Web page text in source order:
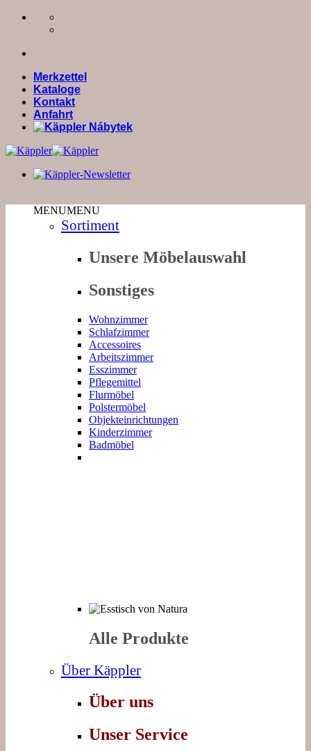
Zum
Merkzettel
Kataloge
Kontakt
Anfahrt
MENUMENU
Sortiment
Unsere Möbelauswahl
Sonstiges
Wohnzimmer
Schlafzimmer
Accessoires
Arbeitszimmer
Esszimmer
Pflegemittel
Flurmöbel
Polstermöbel
Objekteinrichtungen
Kinderzimmer
Badmöbel
Alle Produkte
Über Käppler
Über uns
Unser Service